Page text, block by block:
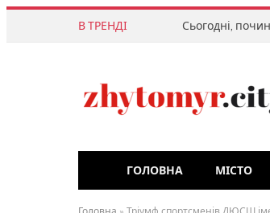
В ТРЕНДІ
ГОЛОВНА МІСТО